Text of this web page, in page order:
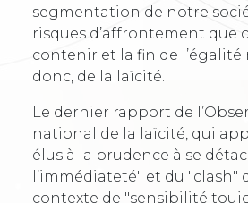
segmentation de notre
risques d’affrontement que
contenir et la fin de
donc, de la laïcité.
Le dernier rapport de
national de la laïcité, qui
élus à la prudence à se
l’immédiateté" et du "clash"
contexte de "sensibilité